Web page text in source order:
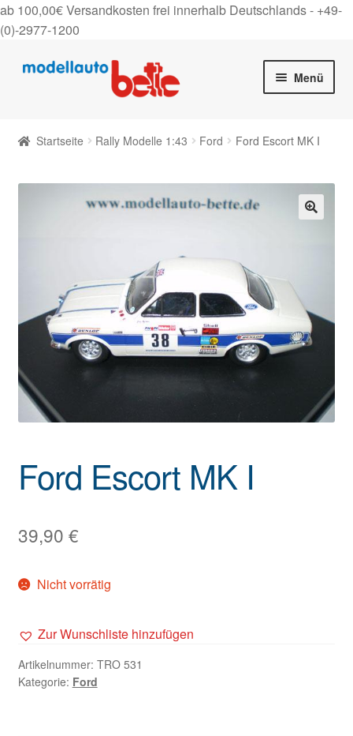
ab 100,00€ Versandkosten frei innerhalb Deutschlands - +49-
(0)-2977-1200
Zur
Zum
Menü
Kontakt
Startseite Rally Modelle 1:43 Ford Ford Escort MK I
Ford Escort MK I
39,90 €
Nicht vorrätig
Zur Wunschliste hinzufügen
Artikelnummer: TRO 531
Kategorie: Ford